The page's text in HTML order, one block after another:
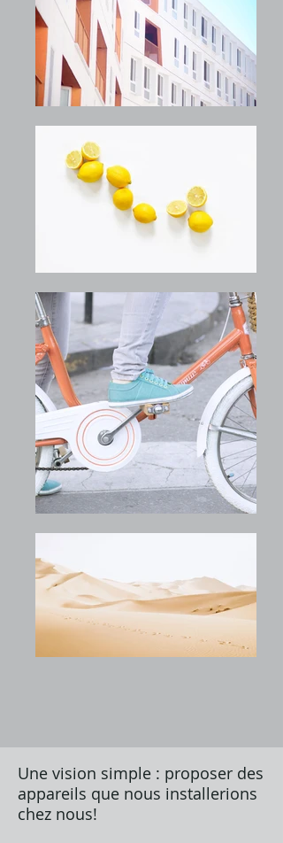
Une vision simple : proposer des
appareils que nous installerions
chez nous!